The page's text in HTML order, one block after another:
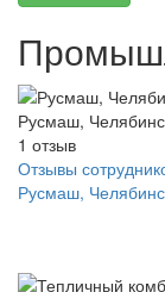
Русмаш,
1 отзыв
Отзывы
Русмаш,